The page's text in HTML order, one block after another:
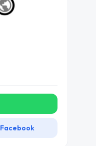
Facebook